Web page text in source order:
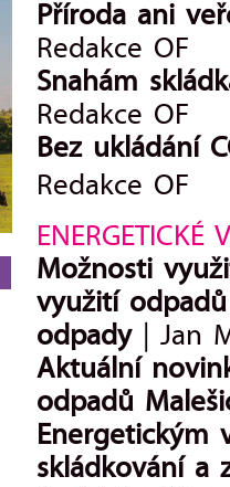
Příroda ani
Redakce OF
Snahám
Redakce OF
Bez ukládání
Redakce OF
ENERGETICKÉ
Možnosti
využití
odpady| Jan
Aktuální
odpadů
Energetickým
skládkování a